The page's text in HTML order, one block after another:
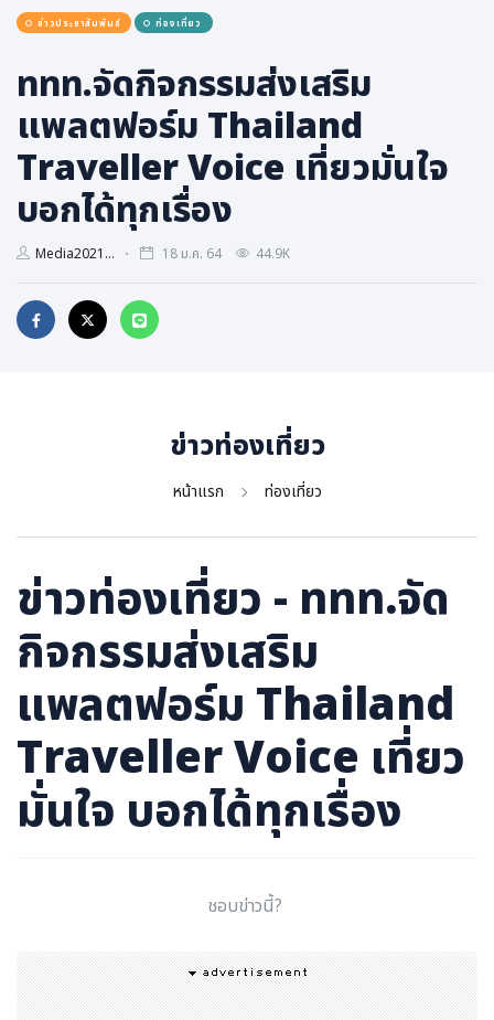
ธุรกิจ, สังคม
เศรษฐกิจ, การเงิน
พลังงาน, สิ่งแวดล้อม
ยานยนต์
ขนส่ง
การงาน, อาชีพ
กิจกรรม
อบรมสัมมนา
ข่าวประชาสัมพันธ์ ท่องเที่ยว
ททท.จัดกิจกรรมส่งเสริม
แพลตฟอร์ม Thailand
Traveller Voice เที่ยวมั่นใจ
บอกได้ทุกเรื่อง
Media2021... 18 ม.ค. 64 44.9K
ข่าวท่องเที่ยว
หน้าแรก ท่องเที่ยว
ข่าวท่องเที่ยว - ททท.จัด
กิจกรรมส่งเสริม
แพลตฟอร์ม Thailand
Traveller Voice เที่ยว
มั่นใจ บอกได้ทุกเรื่อง
ชอบข่าวนี้?